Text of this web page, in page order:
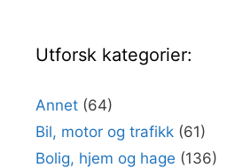
Utforsk kategorier:
Annet (64)
Bil, motor og trafikk (61)
Bolig, hjem og hage (136)